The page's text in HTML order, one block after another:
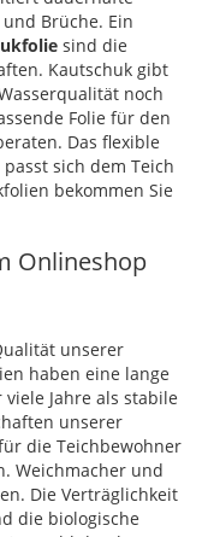
Brüche. Ein
sind die
Kautschuk gibt
noch
Folie für den
Das flexible
sich dem Teich
bekommen Sie
Onlineshop
unserer
haben eine lange
Jahre als stabile
unserer
die Teichbewohner
Weichmacher und
Die Verträglichkeit
die biologische